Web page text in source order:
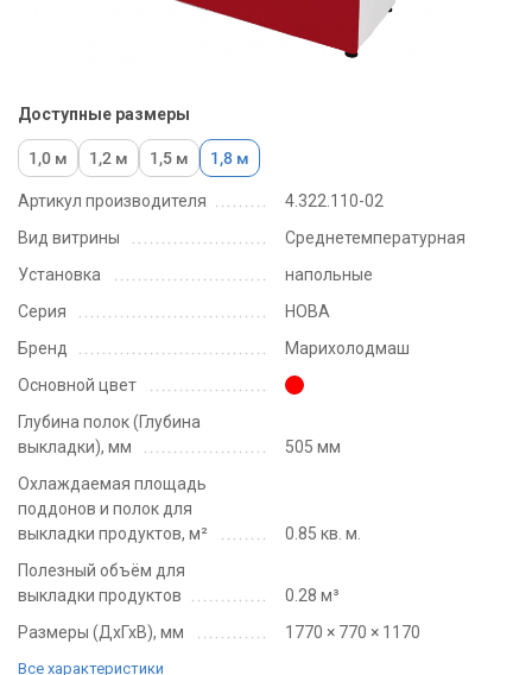
Артикул производителя
4.322.110-02
Вид витрины
Среднетемпературная
Установка
напольные
Серия
НОВА
Бренд
Марихолодмаш
Основной цвет
Глубина полок (Глубина
выкладки), мм
505 мм
Охлаждаемая площадь
поддонов и полок для
выкладки продуктов, м²
0.85 кв. м.
Полезный объём для
выкладки продуктов
0.28 м³
Размеры (ДхГхВ), мм
1770 × 770 × 1170
Все характеристики
Доступные размеры
1,0 м 1,2 м 1,5 м 1,8 м